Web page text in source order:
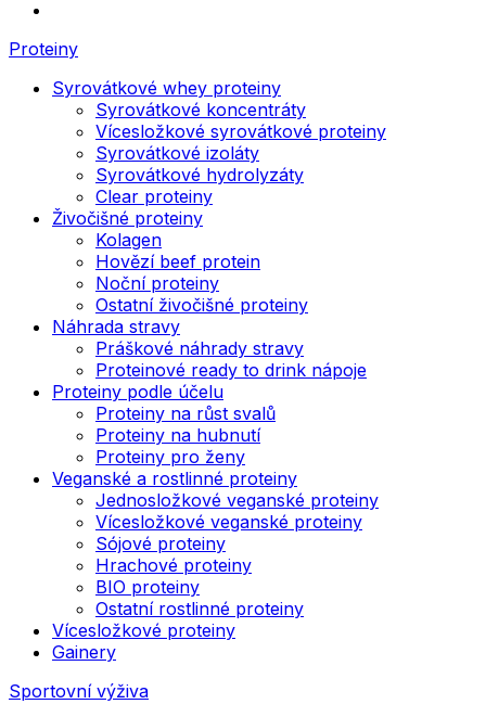
Proteiny
Syrovátkové whey proteiny
Syrovátkové koncentráty
Vícesložkové syrovátkové proteiny
Syrovátkové izoláty
Syrovátkové hydrolyzáty
Clear proteiny
Živočišné proteiny
Kolagen
Hovězí beef protein
Noční proteiny
Ostatní živočišné proteiny
Náhrada stravy
Práškové náhrady stravy
Proteinové ready to drink nápoje
Proteiny podle účelu
Proteiny na růst svalů
Proteiny na hubnutí
Proteiny pro ženy
Veganské a rostlinné proteiny
Jednosložkové veganské proteiny
Vícesložkové veganské proteiny
Sójové proteiny
Hrachové proteiny
BIO proteiny
Ostatní rostlinné proteiny
Vícesložkové proteiny
Gainery
Sportovní výživa